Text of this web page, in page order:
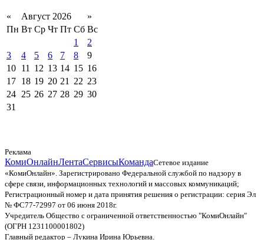
« Август 2026
»
Пн Вт Ср Чт Пт Сб Вс
1
2
3
4 5 6 7 8
9
10 11 12 13 14 15 16
17 18 19 20 21 22 23
24 25 26 27 28 29 30
31
Реклама
КомиОнлайнЛентаСервисыКомандаСетевое издание
«КомиОнлайн». Зарегистрировано Федеральной службой по надзору в
сфере связи, информационных технологий и массовых коммуникаций;
Регистрационный номер и дата принятия решения о регистрации: серия Эл
№ ФС77-72997 от 06 июня 2018г.
Учредитель Общество с ограниченной ответственностью "КомиОнлайн"
(ОГРН 1231100001802)
Главный редактор – Лукина Ирина Юрьевна.